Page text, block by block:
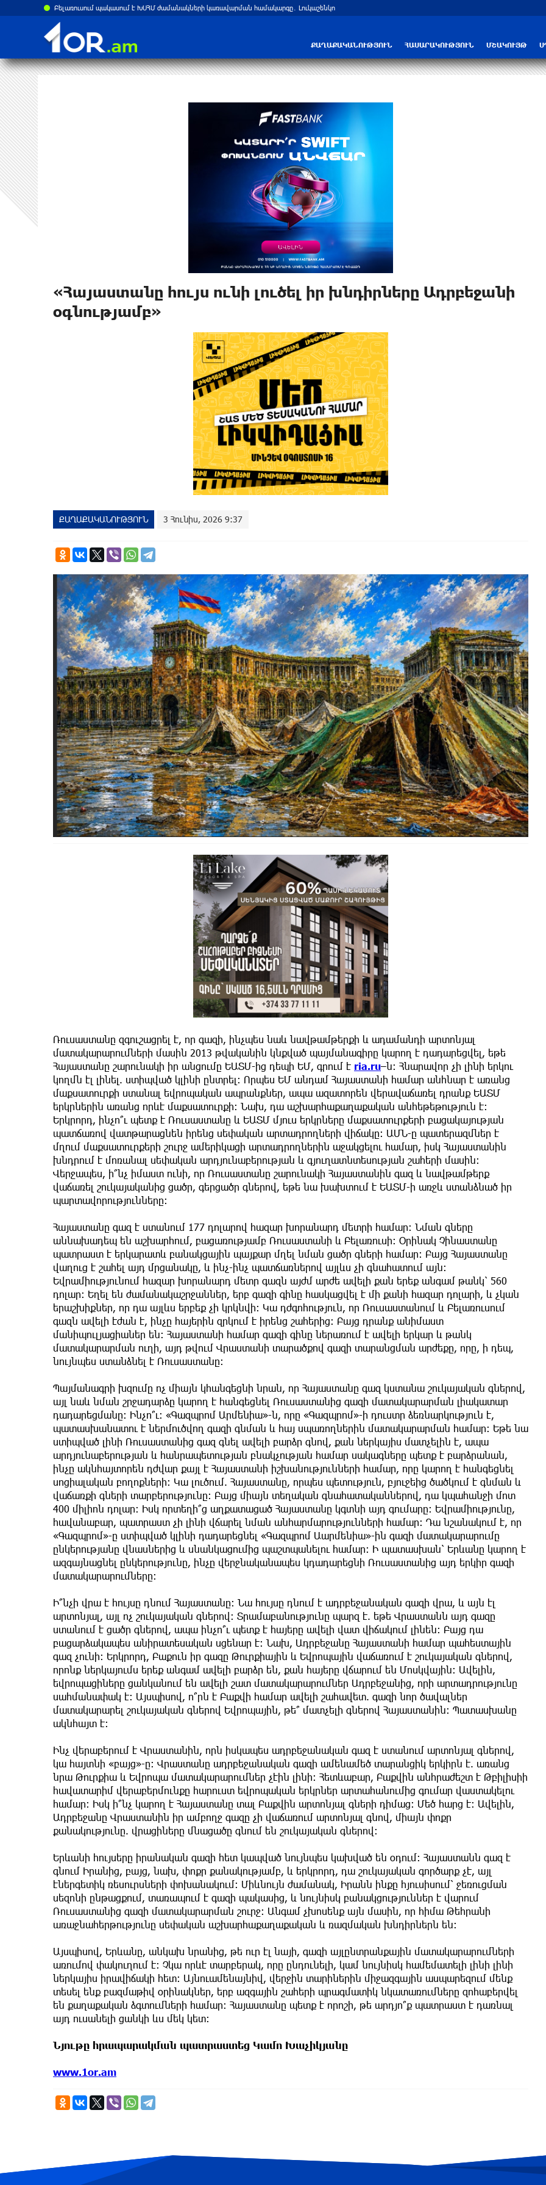
Բելառուսում պակասում է ԽՍՀՄ ժամանակների կառավարման համակարգը․ Լուկաշենկո
ՔԱՂԱՔԱԿԱՆՈՒԹՅՈՒՆ ՀԱՍԱՐԱԿՈՒԹՅՈՒՆ ՄՇԱԿՈՒՅԹ
«Հայաստանը հույս ունի լուծել իր խնդիրները Ադրբեջանի
օգնությամբ»
ՔԱՂԱՔԱԿԱՆՈՒԹՅՈՒՆ 3 Հունիս, 2026 9:37
Ռուսաստանը զգուշացրել է, որ գազի, ինչպես նաև նավթամթերքի և ադամանդի արտոնյալ
մատակարարումների մասին 2013 թվականին կնքված պայմանագիրը կարող է դադարեցվել, եթե
Հայաստանը շարունակի իր անցումը ԵԱՏՄ-ից դեպի ԵՄ, գրում է ria.ru–ն։ Հնարավոր չի լինի երկու
կողմն էլ լինել. ստիպված կլինի ընտրել։ Որպես ԵՄ անդամ Հայաստանի համար անհնար է առանց
մաքսատուրքի ստանալ եվրոպական ապրանքներ, ապա ազատորեն վերավաճառել դրանք ԵԱՏՄ
երկրներին առանց որևէ մաքսատուրքի։ Նախ, դա աշխարհաքաղաքական անհեթեթություն է։
Երկրորդ, ինչո՞ւ պետք է Ռուսաստանը և ԵԱՏՄ մյուս երկրները մաքսատուրքերի բացակայության
պատճառով վատթարացնեն իրենց սեփական արտադրողների վիճակը։ ԱՄՆ-ը պատերազմներ է
մղում մաքսատուրքերի շուրջ ամերիկացի արտադրողներին աջակցելու համար, իսկ Հայաստանին
խնդրում է մոռանալ սեփական արդյունաբերության և գյուղատնտեսության շահերի մասին։
Վերջապես, ի՞նչ իմաստ ունի, որ Ռուսաստանը շարունակի Հայաստանին գազ և նավթամթերք
վաճառել շուկայականից ցածր, գերցածր գներով, եթե նա խախտում է ԵԱՏՄ-ի առջև ստանձնած իր
պարտավորությունները:
Հայաստանը գազ է ստանում 177 դոլարով հազար խորանարդ մետրի համար: Նման գները
աննախադեպ են աշխարհում, բացառությամբ Ռուսաստանի և Բելառուսի: Օրինակ Չինաստանը
պատրաստ է երկարատև բանակցային պայքար մղել նման ցածր գների համար: Բայց Հայաստանը
վաղուց է շահել այդ մրցանակը, և ինչ-ինչ պատճառներով այլևս չի գնահատում այն:
Եվրամիությունում հազար խորանարդ մետր գազն այժմ արժե ավելի քան երեք անգամ թանկ՝ 560
դոլար: Եղել են ժամանակաշրջաններ, երբ գազի գինը հասկացվել է մի քանի հազար դոլարի, և չկան
երաշխիքներ, որ դա այլևս երբեք չի կրկնվի: Կա դժգոհություն, որ Ռուսաստանում և Բելառուսում
գազն ավելի էժան է, ինչը հայերին զրկում է իրենց շահերից: Բայց դրանք անիմաստ
մանիպուլյացիաներ են: Հայաստանի համար գազի գինը ներառում է ավելի երկար և թանկ
մատակարարման ուղի, այդ թվում Վրաստանի տարածքով գազի տարանցման արժեքը, որը, ի դեպ,
նույնպես ստանձնել է Ռուսաստանը։
Պայմանագրի խզումը ոչ միայն կհանգեցնի նրան, որ Հայաստանը գազ կստանա շուկայական գներով,
այլ նաև նման շրջադարձը կարող է հանգեցնել Ռուսաստանից գազի մատակարարման լիակատար
դադարեցմանը։ Ինչո՞ւ։ «Գազպրոմ Արմենիա»-ն, որը «Գազպրոմ»-ի դուստր ձեռնարկություն է,
պատասխանատու է ներմուծվող գազի գնման և հայ սպառողներին մատակարարման համար։ Եթե նա
ստիպված լինի Ռուսաստանից գազ գնել ավելի բարձր գնով, քան ներկայիս մատչելին է, ապա
արդյունաբերության և հանրապետության բնակչության համար սակագները պետք է բարձրանան,
ինչը ակնհայտորեն դժվար քայլ է Հայաստանի իշխանությունների համար, որը կարող է հանգեցնել
սոցիալական բողոքների։ Կա լուծում. Հայաստանը, որպես պետություն, բյուջեից ծածկում է գնման և
վաճառքի գների տարբերությունը: Բայց միայն տեղական գնահատականներով, դա կպահանջի մոտ
400 միլիոն դոլար։ Իսկ որտեղի՞ց աղքատացած Հայաստանը կգտնի այդ գումարը։ Եվրամիությունը,
հավանաբար, պատրաստ չի լինի վճարել նման անհարմարությունների համար։ Դա նշանակում է, որ
«Գազպրոմ»-ը ստիպված կլինի դադարեցնել «Գազպրոմ Աարմենիա»-ին գազի մատակարարումը
ընկերությանը վնասներից և սնանկացումից պաշտպանելու համար։ Ի պատասխան՝ Երևանը կարող է
ազգայնացնել ընկերությունը, ինչը վերջնականապես կդադարեցնի Ռուսաստանից այդ երկիր գազի
մատակարարումները։
Ի՞նչի վրա է հույսը դնում Հայաստանը։ Նա հույսը դնում է ադրբեջանական գազի վրա, և այն էլ
արտոնյալ, այլ ոչ շուկայական գներով։ Տրամաբանությունը պարզ է. եթե Վրաստանն այդ գազը
ստանում է ցածր գներով, ապա ինչո՞ւ պետք է հայերը ավելի վատ վիճակում լինեն։ Բայց դա
բացարձակապես անիրատեսական սցենար է։ Նախ, Ադրբեջանը Հայաստանի համար պահեստային
գազ չունի։ Երկրորդ, Բաքուն իր գազը Թուրքիային և Եվրոպային վաճառում է շուկայական գներով,
որոնք ներկայումս երեք անգամ ավելի բարձր են, քան հայերը վճարում են Մոսկվային։ Ավելին,
եվրոպացիները ցանկանում են ավելի շատ մատակարարումներ Ադրբեջանից, որի արտադրությունը
սահմանափակ է։ Այսպիսով, ո՞րն է Բաքվի համար ավելի շահավետ. գազի նոր ծավալներ
մատակարարել շուկայական գներով Եվրոպային, թե՞ մատչելի գներով Հայաստանին։ Պատասխանը
ակնհայտ է։
Ինչ վերաբերում է Վրաստանին, որն իսկապես ադրբեջանական գազ է ստանում արտոնյալ գներով,
կա հայտնի «բայց»-ը։ Վրաստանը ադրբեջանական գազի ամենամեծ տարանցիկ երկիրն է. առանց
նրա Թուրքիա և Եվրոպա մատակարարումներ չէին լինի։ Հետևաբար, Բաքվին անհրաժեշտ է Թբիլիսիի
հավատարիմ վերաբերմունքը հարուստ եվրոպական երկրներ արտահանումից գումար վաստակելու
համար։ Իսկ ի՞նչ կարող է Հայաստանը տալ Բաքվին արտոնյալ գների դիմաց։ Մեծ հարց է։ Ավելին,
Ադրբեջանը Վրաստանին իր ամբողջ գազը չի վաճառում արտոնյալ գնով, միայն փոքր
քանակությունը. վրացիները մնացածը գնում են շուկայական գներով։
Երևանի հույսերը իրանական գազի հետ կապված նույնպես կախված են օդում։ Հայաստանն գազ է
գնում Իրանից, բայց, նախ, փոքր քանակությամբ, և երկրորդ, դա շուկայական գործարք չէ, այլ
էներգետիկ ռեսուրսների փոխանակում: Միևնույն ժամանակ, Իրանն ինքը հյուսիսում՝ ջեռուցման
սեզոնի ընթացքում, տառապում է գազի պակասից, և նույնիսկ բանակցություններ է վարում
Ռուսաստանից գազի մատակարարման շուրջ։ Անգամ չխոսենք այն մասին, որ հիմա Թեհրանի
առաջնահերթությունը սեփական աշխարհաքաղաքական և ռազմական խնդիրներն են։
Այսպիսով, Երևանը, անկախ նրանից, թե ուր էլ նայի, գազի այլընտրանքային մատակարարումների
առումով փակուղում է։ Չկա որևէ տարբերակ, որը ընդունելի, կամ նույնիսկ համեմատելի լինի լինի
ներկայիս իրավիճակի հետ։ Այնուամենայնիվ, վերջին տարիներին միջազգային ասպարեզում մենք
տեսել ենք բազմաթիվ օրինակներ, երբ ազգային շահերի պրագմատիկ նկատառումները զոհաբերվել
են քաղաքական ձգտումների համար։ Հայաստանը պետք է որոշի, թե արդյո՞ք պատրաստ է դառնալ
այդ ուսանելի ցանկի ևս մեկ կետ։
Նյութը հրապարակման պատրաստեց Կամո Խաչիկյանը
www.1or.am